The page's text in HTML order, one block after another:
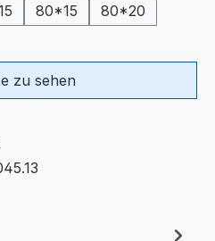
80*15
80*20
zu sehen